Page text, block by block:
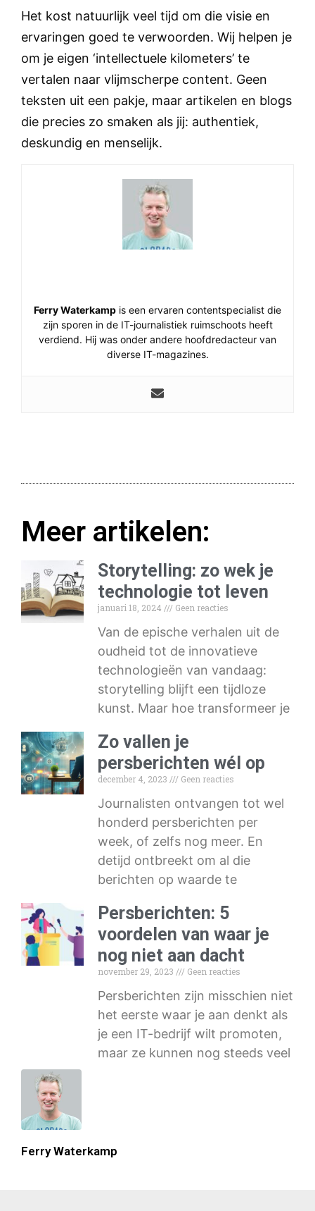
Ferry Waterkamp
Het kost natuurlijk veel tijd om die visie en
ervaringen goed te verwoorden. Wij helpen je
om je eigen ‘intellectuele kilometers’ te
vertalen naar vlijmscherpe content. Geen
teksten uit een pakje, maar artikelen en blogs
die precies zo smaken als jij: authentiek,
deskundig en menselijk.
Ferry Waterkamp is een ervaren contentspecialist die
zijn sporen in de IT-journalistiek ruimschoots heeft
verdiend. Hij was onder andere hoofdredacteur van
diverse IT-magazines.
Meer artikelen:
Storytelling: zo wek je
technologie tot leven
januari 18, 2024 Geen reacties
Van de epische verhalen uit de
oudheid tot de innovatieve
technologieën van vandaag:
storytelling blijft een tijdloze
kunst. Maar hoe transformeer je
Zo vallen je
persberichten wél op
december 4, 2023 Geen reacties
Journalisten ontvangen tot wel
honderd persberichten per
week, of zelfs nog meer. En
detijd ontbreekt om al die
berichten op waarde te
Persberichten: 5
voordelen van waar je
nog niet aan dacht
november 29, 2023 Geen reacties
Persberichten zijn misschien niet
het eerste waar je aan denkt als
je een IT-bedrijf wilt promoten,
maar ze kunnen nog steeds veel